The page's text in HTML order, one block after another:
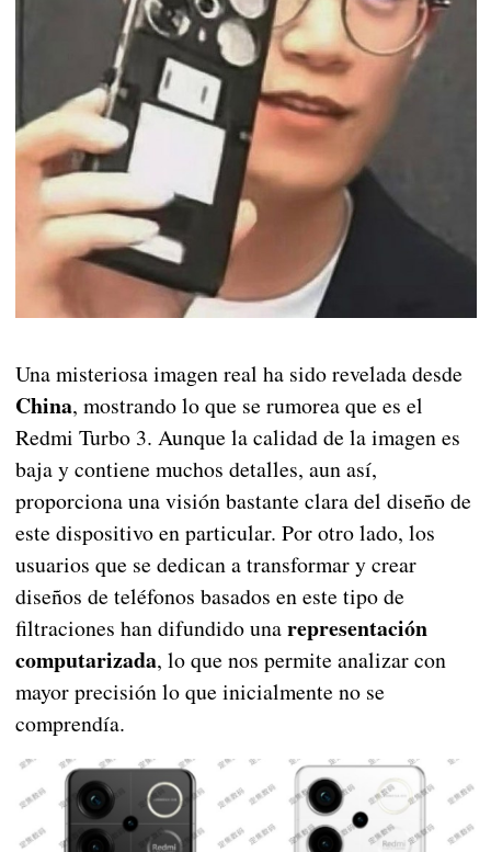
Una misteriosa imagen real ha sido revelada desde
China, mostrando lo que se rumorea que es el
Redmi Turbo 3. Aunque la calidad de la imagen es
baja y contiene muchos detalles, aun así,
proporciona una visión bastante clara del diseño de
este dispositivo en particular. Por otro lado, los
usuarios que se dedican a transformar y crear
diseños de teléfonos basados en este tipo de
filtraciones han difundido unarepresentación
computarizada, lo que nos permite analizar con
mayor precisión lo que inicialmente no se
comprendía.